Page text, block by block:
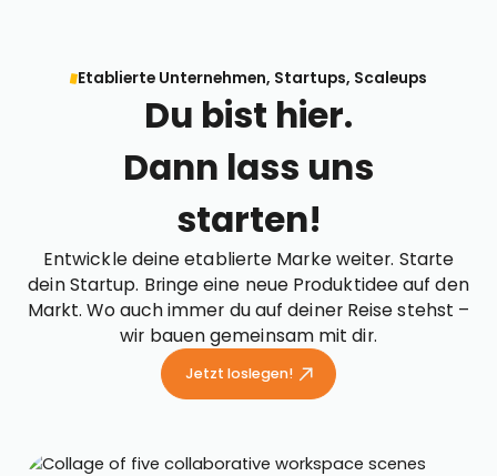
Etablierte Unternehmen, Startups, Scaleups
Du bist hier.
Dann lass uns
starten!
Entwickle deine etablierte Marke weiter. Starte
dein Startup. Bringe eine neue Produktidee auf den
Markt. Wo auch immer du auf deiner Reise stehst –
wir bauen gemeinsam mit dir.
Jetzt loslegen!